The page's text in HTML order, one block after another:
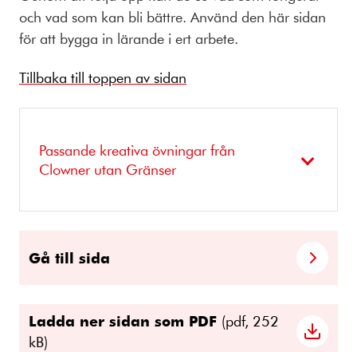
och vad som kan bli bättre. Använd den här sidan
för att bygga in lärande i ert arbete.
Tillbaka till toppen av sidan
Passande kreativa övningar från
Clowner utan Gränser
Gå till sida
Ladda ner sidan som PDF (pdf, 252
kB)